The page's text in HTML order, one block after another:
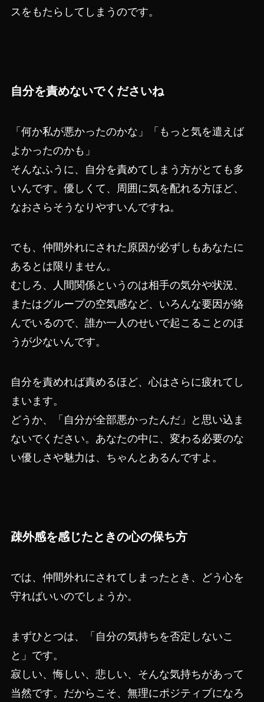
スをもたらしてしまうのです。
自分を責めないでくださいね
「何か私が悪かったのかな」「もっと気を遣えば
よかったのかも」
そんなふうに、自分を責めてしまう方がとても多
いんです。優しくて、周囲に気を配れる方ほど、
なおさらそうなりやすいんですね。
でも、仲間外れにされた原因が必ずしもあなたに
あるとは限りません。
むしろ、人間関係というのは相手の気分や状況、
またはグループの空気感など、いろんな要因が絡
んでいるので、誰か一人のせいで起こることのほ
うが少ないんです。
自分を責めれば責めるほど、心はさらに疲れてし
まいます。
どうか、「自分が全部悪かったんだ」と思い込ま
ないでください。あなたの中に、変わる必要のな
い優しさや魅力は、ちゃんとあるんですよ。
疎外感を感じたときの心の保ち方
では、仲間外れにされてしまったとき、どう心を
守ればいいのでしょうか。
まずひとつは、「自分の気持ちを否定しないこ
と」です。
寂しい、悔しい、悲しい、そんな気持ちがあって
当然です。だからこそ、無理にポジティブになろ